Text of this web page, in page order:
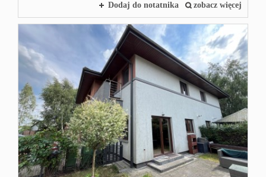
Dodaj do notatnika zobacz więcej